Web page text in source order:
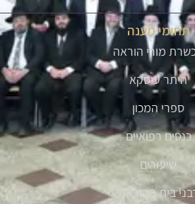
תחומי מענה
מורי הוראה
היתר עיסקא
ספרי המכון
כנסים רפואיים
שיעורים
בית ההוראה